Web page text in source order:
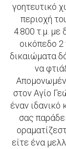
γοητευτικό
περιοχή
4.800 τ.μ. με
οικόπεδο 2
δικαιώματα
να
στον Αγίο
έναν ιδανικό
σας
είτε ένα